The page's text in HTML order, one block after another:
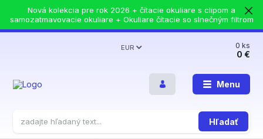
Nová kolekcia pre rok 2026 + čítacie okuliare s clipom a
samozatmavovacie okuliare + Okuliare čítacie so slnečným filtrom
Menu
EUR
Hľadať
0ks
0 €